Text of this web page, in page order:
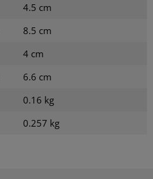
4.5 cm
8.5 cm
4 cm
6.6 cm
0.16 kg
0.257 kg